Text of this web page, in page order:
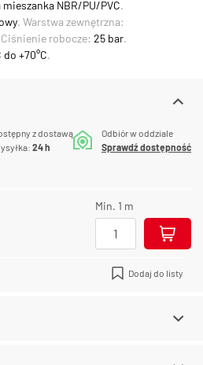
mieszanka NBR/PU/PVC.
. Warstwa zewnętrzna:
robocze: 25 bar.
+70°C.
z dostawą
24 h
Odbiór w oddziale
Sprawdź dostępność
Min. 1 m
Dodaj do listy